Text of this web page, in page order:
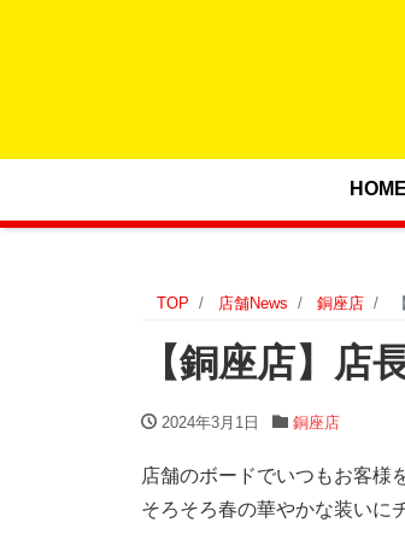
HOME
TOP 店舗News 銅座店
【銅座店】店
2024年3月1日 銅座店
店舗のボードでいつもお客様
そろそろ春の華やかな装いに